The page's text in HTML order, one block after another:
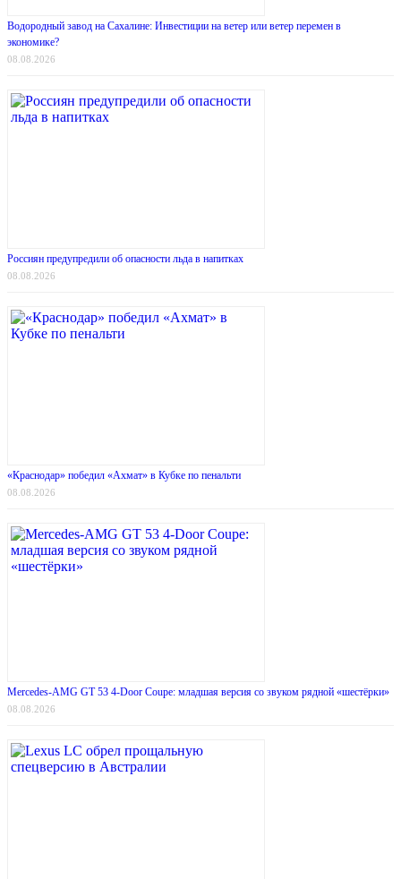
Водородный завод на Сахалине: Инвестиции на ветер или ветер перемен в
экономике?
08.08.2026
Россиян предупредили об опасности льда в напитках
08.08.2026
«Краснодар» победил «Ахмат» в Кубке по пенальти
08.08.2026
Mercedes-AMG GT 53 4-Door Coupe: младшая версия со звуком рядной «шестёрки»
08.08.2026